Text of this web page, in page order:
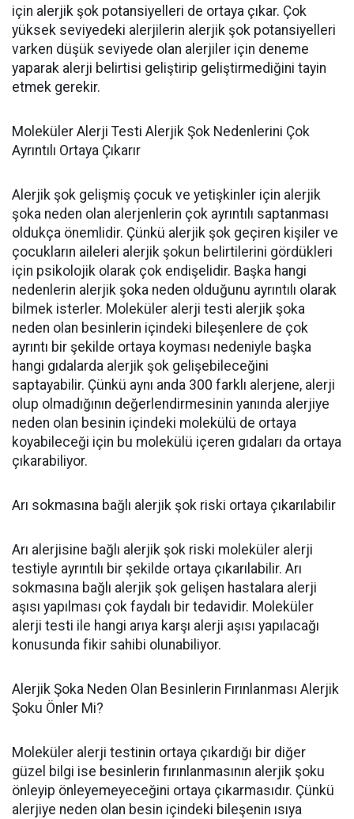
için alerjik şok potansiyelleri de ortaya çıkar. Çok
yüksek seviyedeki alerjilerin alerjik şok potansiyelleri
varken düşük seviyede olan alerjiler için deneme
yaparak alerji belirtisi geliştirip geliştirmediğini tayin
etmek gerekir.
Moleküler Alerji Testi Alerjik Şok Nedenlerini Çok
Ayrıntılı Ortaya Çıkarır
Alerjik şok gelişmiş çocuk ve yetişkinler için alerjik
şoka neden olan alerjenlerin çok ayrıntılı saptanması
oldukça önemlidir. Çünkü alerjik şok geçiren kişiler ve
çocukların aileleri alerjik şokun belirtilerini gördükleri
için psikolojik olarak çok endişelidir. Başka hangi
nedenlerin alerjik şoka neden olduğunu ayrıntılı olarak
bilmek isterler. Moleküler alerji testi alerjik şoka
neden olan besinlerin içindeki bileşenlere de çok
ayrıntı bir şekilde ortaya koyması nedeniyle başka
hangi gıdalarda alerjik şok gelişebileceğini
saptayabilir. Çünkü aynı anda 300 farklı alerjene, alerji
olup olmadığının değerlendirmesinin yanında alerjiye
neden olan besinin içindeki molekülü de ortaya
koyabileceği için bu molekülü içeren gıdaları da ortaya
çıkarabiliyor.
Arı sokmasına bağlı alerjik şok riski ortaya çıkarılabilir
Arı alerjisine bağlı alerjik şok riski moleküler alerji
testiyle ayrıntılı bir şekilde ortaya çıkarılabilir. Arı
sokmasına bağlı alerjik şok gelişen hastalara alerji
aşısı yapılması çok faydalı bir tedavidir. Moleküler
alerji testi ile hangi arıya karşı alerji aşısı yapılacağı
konusunda fikir sahibi olunabiliyor.
Alerjik Şoka Neden Olan Besinlerin Fırınlanması Alerjik
Şoku Önler Mi?
Moleküler alerji testinin ortaya çıkardığı bir diğer
güzel bilgi ise besinlerin fırınlanmasının alerjik şoku
önleyip önleyemeyeceğini ortaya çıkarmasıdır. Çünkü
alerjiye neden olan besin içindeki bileşenin ısıya